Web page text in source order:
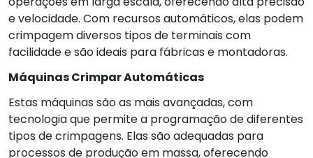
e velocidade. Com recursos automáticos, elas podem
crimpagem diversos tipos de terminais com
facilidade e são ideais para fábricas e montadoras.
Máquinas Crimpar Automáticas
Estas máquinas são as mais avançadas, com
tecnologia que permite a programação de diferentes
tipos de crimpagens. Elas são adequadas para
processos de produção em massa, oferecendo